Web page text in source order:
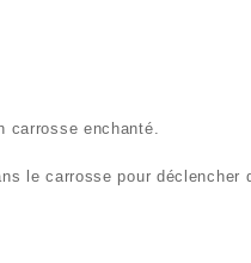
carrosse enchanté.
le carrosse pour déclencher